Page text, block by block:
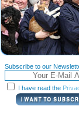
Subscribe to our
I have read the